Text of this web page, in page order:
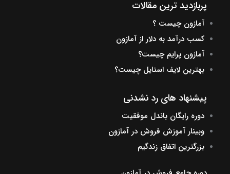
پربازدید ترین مقالات
آمازون چیست ؟
کسب درآمد به دلار از آمازون
آمازون پرایم چیست؟
بهترین لایف استایل چیست؟
پیشنهاد های رد نشدنی
دوره رایگان باندل موفقیت
وبینار آموزش فروش در آمازون
بزرگترین اتفاق زندگیم